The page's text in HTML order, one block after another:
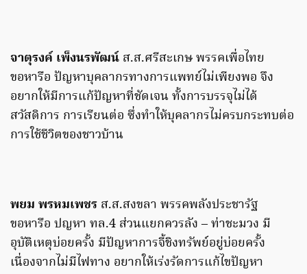
จาตุรงค์ เพ็งนรพัฒน์ ส.ส.ศรีสะเกษ พรรคเพื่อไทย
ขอหารือ ปัญหาบุคลากรทางการแพทย์ไม่เพียงพอ จึง
อยากให้มีการแก้ปัญหาที่ชัดเจน ทั้งการบรรจุไม่ได้
สวัสดิการ การเรียนต่อ ซึ่งทำให้บุคลากรไม่ครบกระทบต่อ
การใช้ชีวิตของชาวบ้าน
พยม พรหมเพชร ส.ส.สงขลา พรรคพลังประชารัฐ
ขอหารือ ปญหา ทล.4 ส่วนแยกควรลัง – ท่าชะมวง มี
อุบัติเหตุบ่อยครั้ง มีปัญหาการจี้ชิงทรัพย์อยู่บ่อยครั้ง
เนื่องจากไม่มีไฟทาง อยากให้เร่งรัดการแก้ไขปัญหา